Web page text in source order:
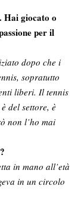
Hai giocato o
per il
dopo che i
sopratutto
liberi. Il tennis
del settore, è
non l’ho mai
in mano all’età
in un circolo